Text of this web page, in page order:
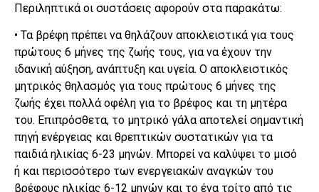
Περιληπτικά οι συστάσεις αφορούν στα παρακάτω:
• Τα βρέφη πρέπει να θηλάζουν αποκλειστικά για τους
πρώτους 6 μήνες της ζωής τους, για να έχουν την
ιδανική αύξηση, ανάπτυξη και υγεία. Ο αποκλειστικός
μητρικός θηλασμός για τους πρώτους 6 μήνες της
ζωής έχει πολλά οφέλη για το βρέφος και τη μητέρα
του. Επιπρόσθετα, το μητρικό γάλα αποτελεί σημαντική
πηγή ενέργειας και θρεπτικών συστατικών για τα
παιδιά ηλικίας 6-23 μηνών. Μπορεί να καλύψει το μισό
ή και περισσότερο των ενεργειακών αναγκών του
βρέφους ηλικίας 6-12 μηνών και το ένα τρίτο από τις